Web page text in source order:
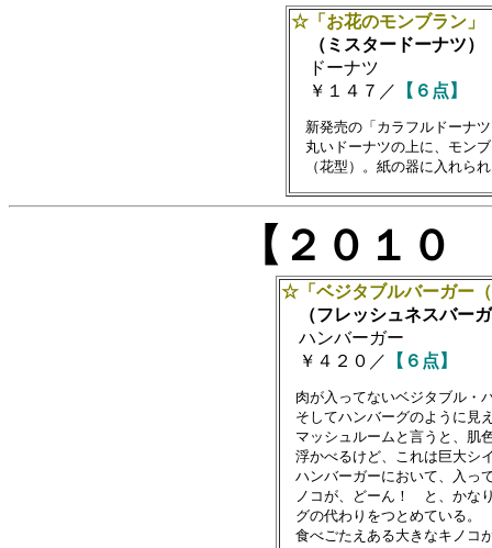
☆「お花のモンブラン」
（ミスタードーナツ）
ドーナツ
￥１４７／
【６点】
新発売の「カラフルドーナ
丸いドーナツの上に、モン
【２０１
☆「ベジタブルバーガー
（フレッシュネスバー
ハンバーガー
￥４２０／
【６点】
肉が入ってないベジタブル・
そしてハンバーグのように見
マッシュルームと言うと、肌
浮かべるけど、これは巨大シ
ハンバーガーにおいて、入っ
ノコが、どーん！　と、かな
グの代わりをつとめている。